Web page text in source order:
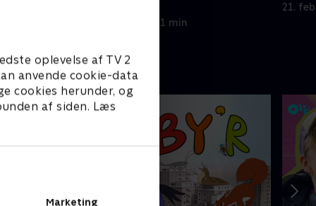
oplevelse af TV 2
anvende cookie-data
cookies herunder, og
af siden. Læs
Marketing
21. februar 2023 • 21 min
21.